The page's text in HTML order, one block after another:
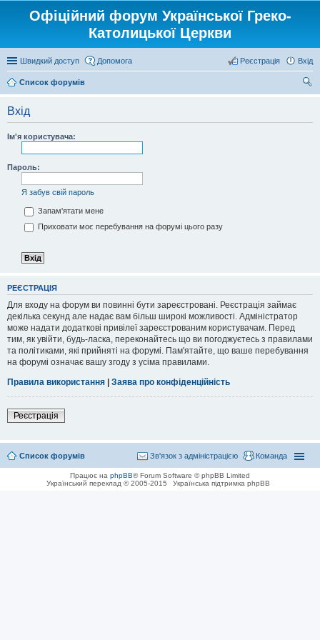
Офіційний форум Української Греко-
Католицької Церкви
Швидкий доступ Допомога Вхід
Реєстрація
Список форумів
Вхід
Ім'я користувача:
Пароль:
Я забув свій пароль
Запам'ятати мене
Приховати моє перебування на форумі цього разу
РЕЄСТРАЦІЯ
Для входу на форум ви повинні бути зареєстровані. Реєстрація займає
декілька секунд але надає вам більш широкі можливості. Адміністратор
може надати додаткові привілеї зареєстрованим користувачам. Перед
тим, як увійти, будь-ласка, переконайтесь що ви погоджуєтесь з правилами
та політиками, які прийняті на форумі. Пам'ятайте, що ваше перебування
на форумі означає вашу згоду з усіма правилами.
Правила використання | Заява про конфіденційність
Реєстрація
Список форумів Команда
Зв'язок з адміністрацією
Працює на phpBB® Forum Software © phpBB Limited
Український переклад © 2005-2015
Українська підтримка phpBB